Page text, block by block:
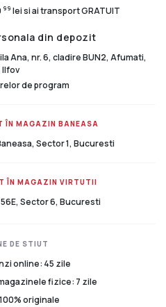
99 lei si ai transport GRATUIT
din depozit
Ana, nr. 6, cladire BUN2, Afumati,
Ilfov
de program
ÎN MAGAZIN BANEASA
Sector 1, Bucuresti
ÎN MAGAZIN VIRTUTII
Sector 6, Bucuresti
DE STIUT
online: 45 zile
fizice: 7 zile
originale